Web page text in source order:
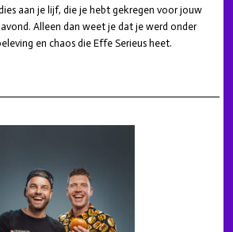
aan je lijf, die je hebt gekregen voor jouw
Alleen dan weet je dat je werd onder
en chaos die Effe Serieus heet.